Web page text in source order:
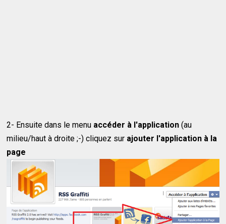
2- Ensuite dans le menu accéder à l'application (au
milieu/haut à droite ;-) cliquez sur ajouter l'application à la
page